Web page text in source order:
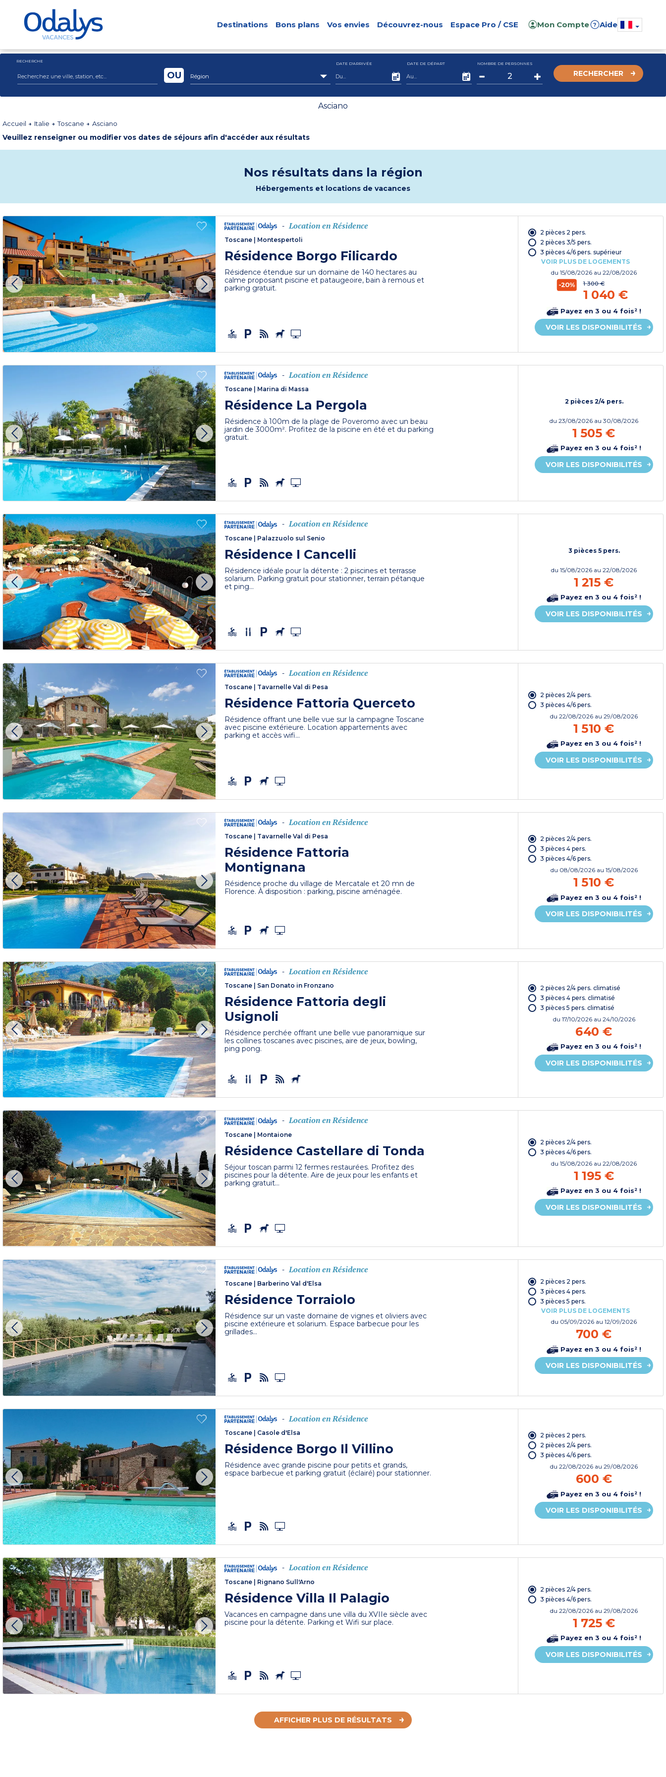
Destinations Bons plans Vos envies Découvrez-nous Espace Pro / CSE Mon Compte ? Aide
RECHERCHE
Région
OU
DATE D'ARRIVÉE DATE DE DÉPART NOMBRE DE PERSONNES
RECHERCHER
Asciano
Accueil Italie Toscane Asciano
Veuillez renseigner ou modifier vos dates de séjours afin d'accéder aux résultats
Nos résultats dans la région
Hébergements et locations de vacances
- Location en Résidence
Toscane Montespertoli
Résidence Borgo Filicardo
Résidence étendue sur un domaine de 140 hectares au
calme proposant piscine et pataugeoire, bain à remous et
parking gratuit.
2 pièces 2 pers.
2 pièces 3/5 pers.
3 pièces 4/6 pers. supérieur
VOIR PLUS DE LOGEMENTS
du15/08/2026 au 22/08/2026
-20% 1 300 €
1 040 €
Payez en 3 ou 4 fois² !
VOIR LES DISPONIBILITÉS
- Location en Résidence
Toscane Marina di Massa
Résidence La Pergola
Résidence à 100m de la plage de Poveromo avec un beau
jardin de 3000m². Profitez de la piscine en été et du parking
gratuit.
2 pièces 2/4 pers.
du23/08/2026 au 30/08/2026
1 505 €
Payez en 3 ou 4 fois² !
VOIR LES DISPONIBILITÉS
- Location en Résidence
Toscane Palazzuolo sul Senio
Résidence I Cancelli
Résidence idéale pour la détente : 2 piscines et terrasse
solarium. Parking gratuit pour stationner, terrain pétanque
et ping...
3 pièces 5 pers.
du15/08/2026 au 22/08/2026
1 215 €
Payez en 3 ou 4 fois² !
VOIR LES DISPONIBILITÉS
- Location en Résidence
Toscane Tavarnelle Val di Pesa
Résidence Fattoria Querceto
Résidence offrant une belle vue sur la campagne Toscane
avec piscine extérieure. Location appartements avec
parking et accès wifi...
2 pièces 2/4 pers.
3 pièces 4/6 pers.
du22/08/2026 au 29/08/2026
1 510 €
Payez en 3 ou 4 fois² !
VOIR LES DISPONIBILITÉS
- Location en Résidence
Toscane Tavarnelle Val di Pesa
Résidence Fattoria
Montignana
Résidence proche du village de Mercatale et 20 mn de
Florence. À disposition : parking, piscine aménagée.
2 pièces 2/4 pers.
3 pièces 4 pers.
3 pièces 4/6 pers.
du 08/08/2026 au 15/08/2026
1 510 €
Payez en 3 ou 4 fois² !
VOIR LES DISPONIBILITÉS
- Location en Résidence
Toscane San Donato in Fronzano
Résidence Fattoria degli
Usignoli
Résidence perchée offrant une belle vue panoramique sur
les collines toscanes avec piscines, aire de jeux, bowling,
ping pong.
2 pièces 2/4 pers. climatisé
3 pièces 4 pers. climatisé
3 pièces 5 pers. climatisé
du 17/10/2026 au 24/10/2026
640 €
Payez en 3 ou 4 fois² !
VOIR LES DISPONIBILITÉS
- Location en Résidence
Toscane | Montaione
Résidence Castellare di Tonda
Séjour toscan parmi 12 fermes restaurées. Profitez des
piscines pour la détente. Aire de jeux pour les enfants et
parking gratuit...
2 pièces 2/4 pers.
3 pièces 4/6 pers.
du15/08/2026 au 22/08/2026
1 195 €
Payez en 3 ou 4 fois² !
VOIR LES DISPONIBILITÉS
- Location en Résidence
Toscane Barberino Val d'Elsa
Résidence Torraiolo
Résidence sur un vaste domaine de vignes et oliviers avec
piscine extérieure et solarium. Espace barbecue pour les
grillades...
2 pièces 2 pers.
3 pièces 4 pers.
3 pièces 5 pers.
VOIR PLUS DE LOGEMENTS
du 05/09/2026 au 12/09/2026
700 €
Payez en 3 ou 4 fois² !
VOIR LES DISPONIBILITÉS
- Location en Résidence
Toscane Casole d'Elsa
Résidence Borgo Il Villino
Résidence avec grande piscine pour petits et grands,
espace barbecue et parking gratuit (éclairé) pour stationner.
2 pièces 2 pers.
2 pièces 2/4 pers.
3 pièces 4/6 pers.
du22/08/2026 au 29/08/2026
600 €
Payez en 3 ou 4 fois² !
VOIR LES DISPONIBILITÉS
- Location en Résidence
Toscane Rignano Sull'Arno
Résidence Villa Il Palagio
Vacances en campagne dans une villa du XVIIe siècle avec
piscine pour la détente. Parking et Wifi sur place.
2 pièces 2/4 pers.
3 pièces 4/6 pers.
du22/08/2026 au 29/08/2026
1 725 €
Payez en 3 ou 4 fois² !
VOIR LES DISPONIBILITÉS
AFFICHER PLUS DE RÉSULTATS